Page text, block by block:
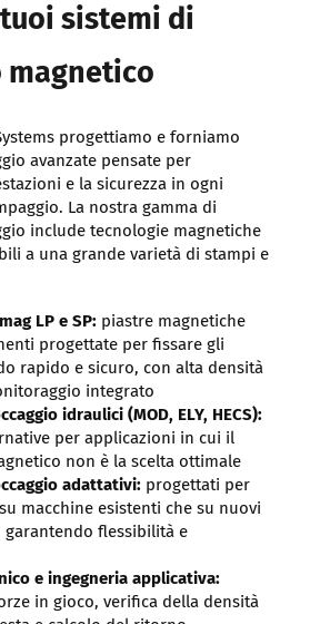
sistemi di
magnetico
progettiamo e forniamo
avanzate pensate per
e la sicurezza in ogni
La nostra gamma di
include tecnologie magnetiche
a una grande varietà di stampi e
LP e SP:piastre magnetiche
progettate per fissare gli
rapido e sicuro, con alta densità
integrato
idraulici (MOD, ELY, HECS):
per applicazioni in cui il
non è la scelta ottimale
adattativi:progettati per
macchine esistenti che su nuovi
garantendo flessibilità e
e ingegneria applicativa:
in gioco, verifica della densità